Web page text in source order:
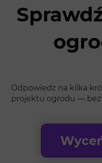
Odpowiedz na kilka
projektu ogrodu — bez